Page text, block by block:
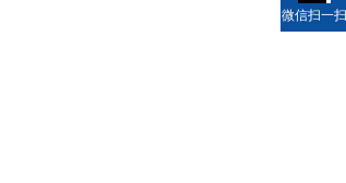
微信扫一扫